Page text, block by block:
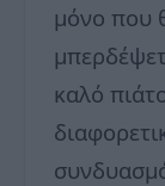
μόνο που
καλό